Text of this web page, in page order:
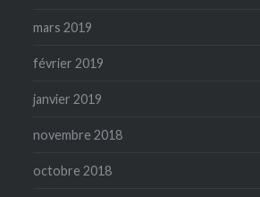
mars 2019
février 2019
janvier 2019
novembre 2018
octobre 2018